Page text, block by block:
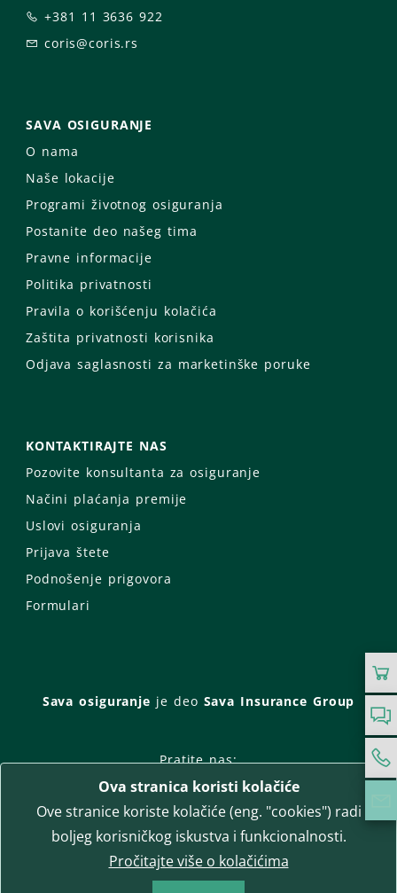
+381 11 3636 922
coris@coris.rs
SAVA OSIGURANJE
O nama
Naše lokacije
Programi životnog osiguranja
Postanite deo našeg tima
Pravne informacije
Politika privatnosti
Pravila o korišćenju kolačića
Zaštita privatnosti korisnika
Odjava saglasnosti za marketinške poruke
KONTAKTIRAJTE NAS
Pozovite konsultanta za osiguranje
Načini plaćanja premije
Uslovi osiguranja
Prijava štete
Podnošenje prigovora
Formulari
Sava osiguranje je deo Sava Insurance Group
Pratite nas:
Facebook
Instagram
LinkedIn
Twitter
YouTube
WhatsApp
T-media d.o.o. | napredne komunikacije
Ova stranica koristi kolačiće
Ove stranice koriste kolačiće (eng. "cookies") radi
boljeg korisničkog iskustva i funkcionalnosti.
Pročitajte više o kolačićima